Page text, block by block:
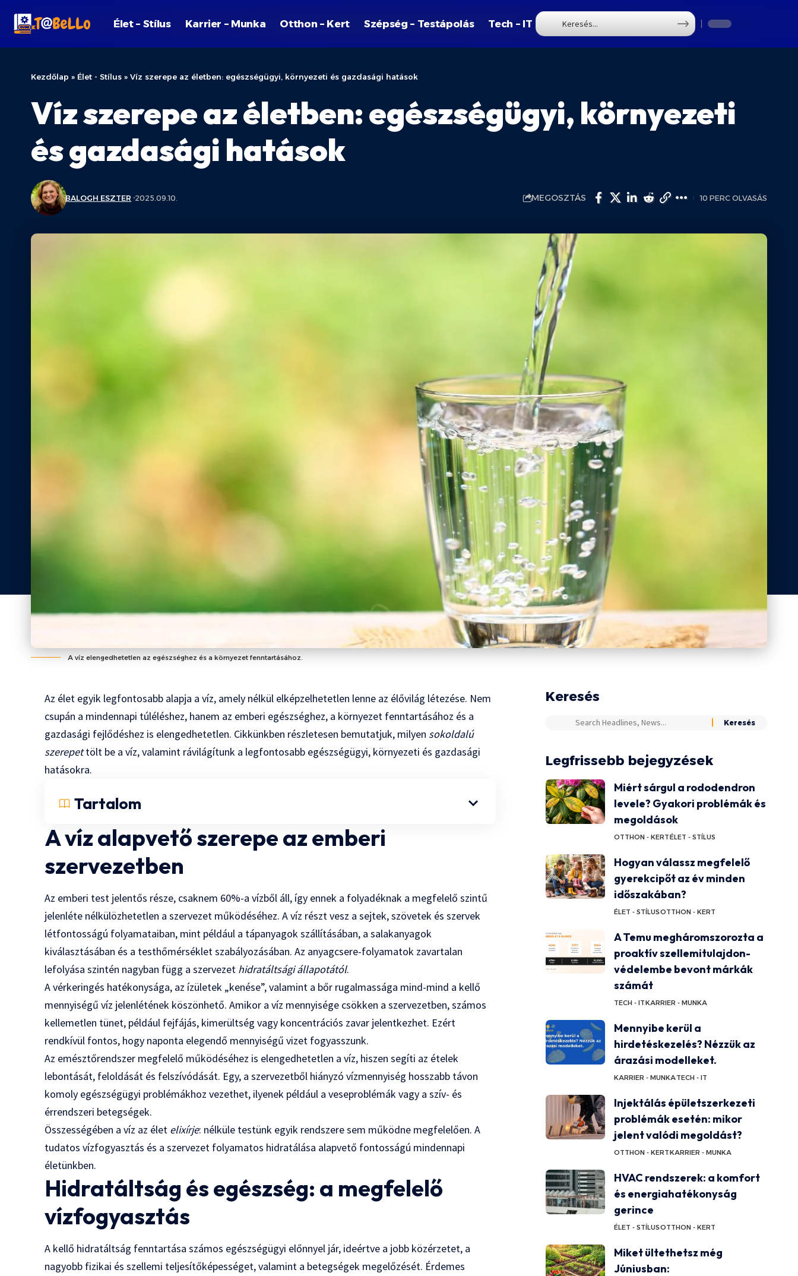
Élet – Stílus Karrier – Munka Otthon – Kert Szépség – Testápolás Tech – IT
Kezdőlap » Élet - Stílus » Víz szerepe az életben: egészségügyi, környezeti és gazdasági hatások
Víz szerepe az életben: egészségügyi, környezeti
és gazdasági hatások
BALOGH ESZTER 2025.09.10. MEGOSZTÁS 10 PERC OLVASÁS
A víz elengedhetetlen az egészséghez és a környezet fenntartásához.
Az élet egyik legfontosabb alapja a víz, amely nélkül elképzelhetetlen lenne az élővilág létezése. Nem
csupán a mindennapi túléléshez, hanem az emberi egészséghez, a környezet fenntartásához és a
gazdasági fejlődéshez is elengedhetetlen. Cikkünkben részletesen bemutatjuk, milyen sokoldalú
szerepettölt be a víz, valamint rávilágítunk a legfontosabb egészségügyi, környezeti és gazdasági
hatásokra.
Tartalom
A víz alapvető szerepe az emberi
szervezetben
Az emberi test jelentős része, csaknem 60%-a vízből áll, így ennek a folyadéknak a megfelelő szintű
jelenléte nélkülözhetetlen a szervezet működéséhez. A víz részt vesz a sejtek, szövetek és szervek
létfontosságú folyamataiban, mint például a tápanyagok szállításában, a salakanyagok
kiválasztásában és a testhőmérséklet szabályozásában. Az anyagcsere-folyamatok zavartalan
lefolyása szintén nagyban függ a szervezet hidratáltsági állapotától.
A vérkeringés hatékonysága, az ízületek „kenése”, valamint a bőr rugalmassága mind-mind a kellő
mennyiségű víz jelenlétének köszönhető. Amikor a víz mennyisége csökken a szervezetben, számos
kellemetlen tünet, például fejfájás, kimerültség vagy koncentrációs zavar jelentkezhet. Ezért
rendkívül fontos, hogy naponta elegendő mennyiségű vizet fogyasszunk.
Az emésztőrendszer megfelelő működéséhez is elengedhetetlen a víz, hiszen segíti az ételek
lebontását, feloldását és felszívódását. Egy, a szervezetből hiányzó vízmennyiség hosszabb távon
komoly egészségügyi problémákhoz vezethet, ilyenek például a veseproblémák vagy a szív- és
érrendszeri betegségek.
Összességében a víz az élet elixírje: nélküle testünk egyik rendszere sem működne megfelelően. A
tudatos vízfogyasztás és a szervezet folyamatos hidratálása alapvető fontosságú mindennapi
életünkben.
Hidratáltság és egészség: a megfelelő
vízfogyasztás
A kellő hidratáltság fenntartása számos egészségügyi előnnyel jár, ideértve a jobb közérzetet, a
nagyobb fizikai és szellemi teljesítőképességet, valamint a betegségek megelőzését. Érdemes
Keresés
Legfrissebb bejegyzések
Miért sárgul a rododendron
levele? Gyakori problémák és
megoldások
OTTHON - KERTÉLET - STÍLUS
Hogyan válassz megfelelő
gyerekcipőt az év minden
időszakában?
ÉLET - STÍLUSOTTHON - KERT
A Temu megháromszorozta a
proaktív szellemitulajdon-
védelembe bevont márkák
számát
TECH - ITKARRIER - MUNKA
Mennyibe kerül a
hirdetéskezelés? Nézzük az
árazási modelleket.
KARRIER - MUNKATECH - IT
Injektálás épületszerkezeti
problémák esetén: mikor
jelent valódi megoldást?
OTTHON - KERTKARRIER - MUNKA
HVAC rendszerek: a komfort
és energiahatékonyság
gerince
ÉLET - STÍLUSOTTHON - KERT
Miket ültethetsz még
Júniusban: